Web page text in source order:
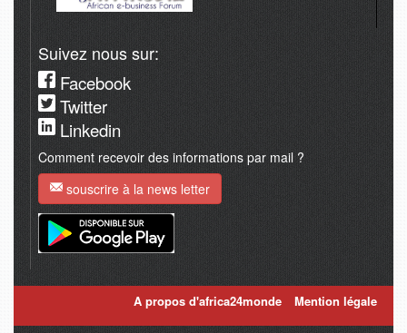
Suivez nous sur:
Facebook
Twitter
Linkedin
Comment recevoir des informations par mail ?
souscrire à la news letter
A propos d'africa24monde Mention légale